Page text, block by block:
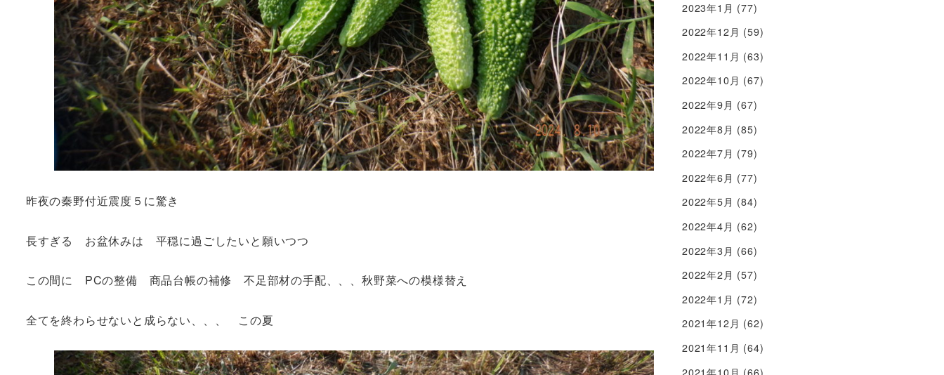
昨夜の秦野付近震度５に驚き
長すぎる お盆休みは 平穏に過ごしたいと願いつつ
この間に PCの整備 商品台帳の補修 不足部材の手配、、、秋野菜への模様替え
全てを終わらせないと成らない、、、 この夏
2023年1月 (77)
2022年12月 (59)
2022年11月 (63)
2022年10月 (67)
2022年9月 (67)
2022年8月 (85)
2022年7月 (79)
2022年6月 (77)
2022年5月 (84)
2022年4月 (62)
2022年3月 (66)
2022年2月 (57)
2022年1月 (72)
2021年12月 (62)
2021年11月 (64)
2021年10月 (66)